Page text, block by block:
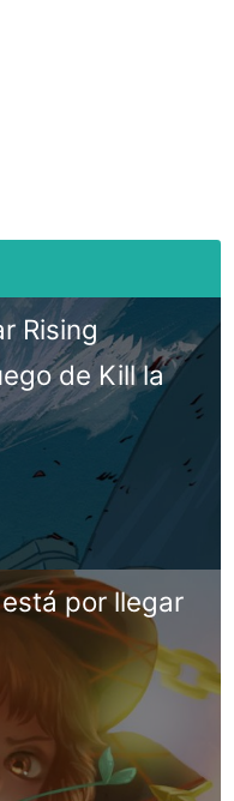
Rising
de Kill la
por llegar